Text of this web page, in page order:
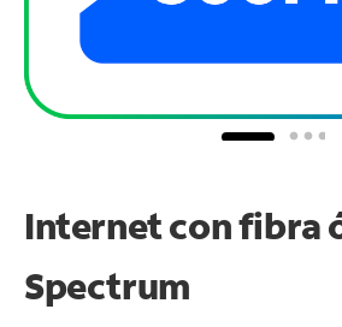
Internet con fibra
Spectrum